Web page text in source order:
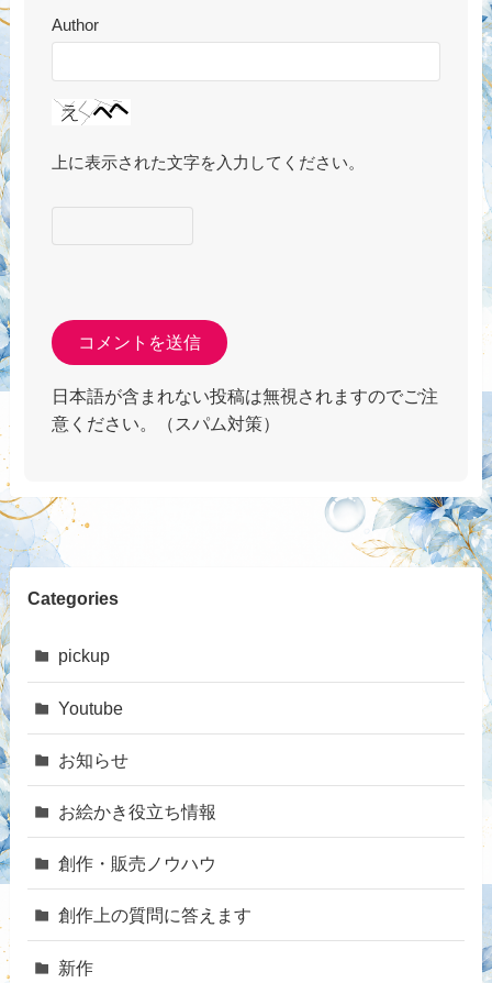
Author
上に表示された文字を入力してください。
日本語が含まれない投稿は無視されますのでご注
意ください。（スパム対策）
Categories
pickup
Youtube
お知らせ
お絵かき役立ち情報
創作・販売ノウハウ
創作上の質問に答えます
新作